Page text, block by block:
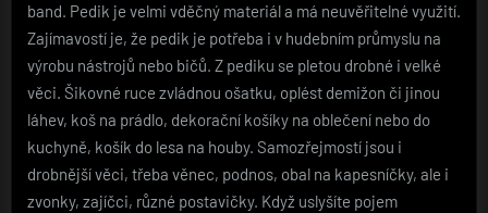
band. Pedik je velmi vděčný materiál a má neuvěřitelné využití.
Zajímavostí je, že pedik je potřeba i v hudebním průmyslu na
výrobu nástrojů nebo bičů. Z pediku se pletou drobné i velké
věci. Šikovné ruce zvládnou ošatku, oplést demižon či jinou
láhev, koš na prádlo, dekorační košíky na oblečení nebo do
kuchyně, košík do lesa na houby. Samozřejmostí jsou i
drobnější věci, třeba věnec, podnos, obal na kapesníčky, ale i
zvonky, zajíčci, různé postavičky. Když uslyšíte pojem